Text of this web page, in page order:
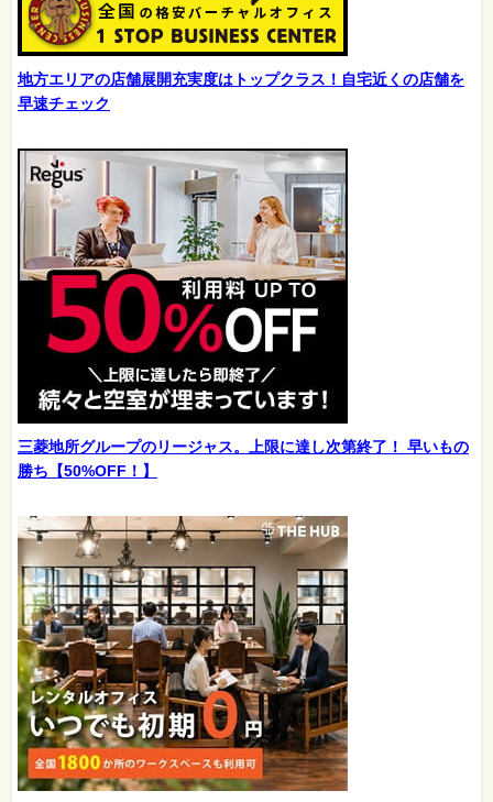
地方エリアの店舗展開充実度はトップクラス！自宅近くの店舗を
早速チェック
三菱地所グループのリージャス。上限に達し次第終了！ 早いもの
勝ち【50%OFF！】